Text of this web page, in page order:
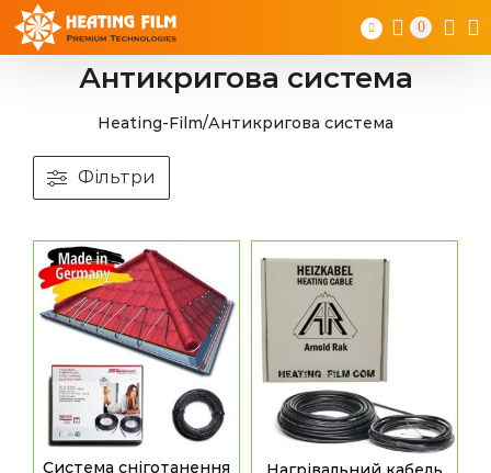
Skip
0
Антикригова система
Heating-Film/Антикригова система
Система сніготанення
Фільтри